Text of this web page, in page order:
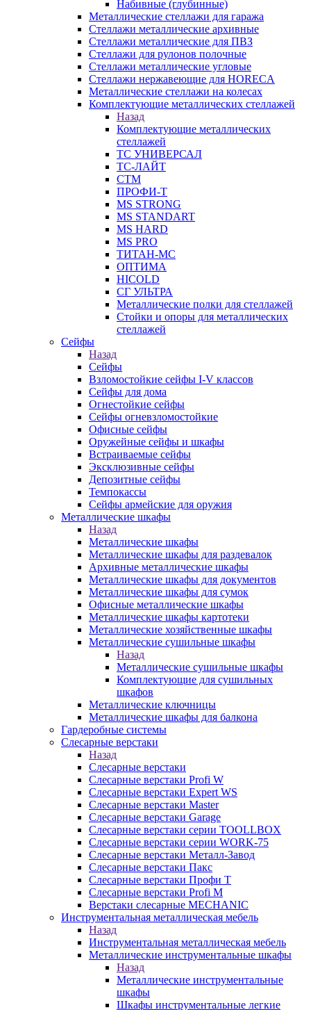
Набивные (глубинные)
Металлические стеллажи для гаража
Стеллажи металлические архивные
Стеллажи металлические для ПВЗ
Стеллажи для рулонов полочные
Стеллажи металлические угловые
Стеллажи нержавеющие для HORECA
Металлические стеллажи на колесах
Комплектующие металлических стеллажей
Назад
Комплектующие металлических
стеллажей
ТС УНИВЕРСАЛ
ТС-ЛАЙТ
СТМ
ПРОФИ-Т
MS STRONG
MS STANDART
MS HARD
MS PRO
ТИТАН-МС
ОПТИМА
HICOLD
СГ УЛЬТРА
Металлические полки для стеллажей
Стойки и опоры для металлических
стеллажей
Сейфы
Назад
Сейфы
Взломостойкие сейфы I-V классов
Сейфы для дома
Огнестойкие сейфы
Сейфы огневзломостойкие
Офисные сейфы
Оружейные сейфы и шкафы
Встраиваемые сейфы
Эксклюзивные сейфы
Депозитные сейфы
Темпокассы
Сейфы армейские для оружия
Металлические шкафы
Назад
Металлические шкафы
Металлические шкафы для раздевалок
Архивные металлические шкафы
Металлические шкафы для документов
Металлические шкафы для сумок
Офисные металлические шкафы
Металлические шкафы картотеки
Металлические хозяйственные шкафы
Металлические сушильные шкафы
Назад
Металлические сушильные шкафы
Комплектующие для сушильных
шкафов
Металлические ключницы
Металлические шкафы для балкона
Гардеробные системы
Слесарные верстаки
Назад
Слесарные верстаки
Слесарные верстаки Profi W
Слесарные верстаки Expert WS
Слесарные верстаки Master
Слесарные верстаки Garage
Слесарные верстаки серии TOOLLBOX
Слесарные верстаки серии WORK-75
Слесарные верстаки Металл-Завод
Слесарные верстаки Пакс
Слесарные верстаки Профи Т
Слесарные верстаки Profi M
Верстаки слесарные MECHANIC
Инструментальная металлическая мебель
Назад
Инструментальная металлическая мебель
Металлические инструментальные шкафы
Назад
Металлические инструментальные
шкафы
Шкафы инструментальные легкие